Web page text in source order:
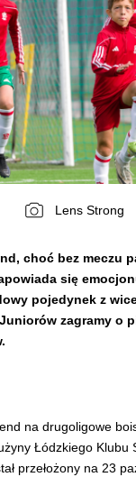
KUP
Lens Strong
choć bez meczu
się
pojedynek z
zagramy o
na drugoligowe
Łódzkiego Klubu
przełożony na 23